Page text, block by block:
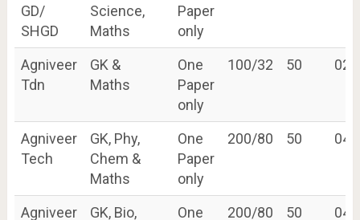
GD/
SHGD
Science,
Maths
Paper
only
Agniveer
Tdn
GK &
Maths
One
Paper
only
100/32 50 02
Agniveer
Tech
GK, Phy,
Chem &
Maths
One
Paper
only
200/80 50 04
Agniveer
GK, Bio,
One
200/80 50 04